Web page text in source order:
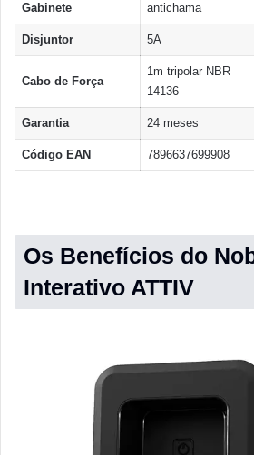
Gabinete
antichama
Disjuntor 5A
Cabo de Força
1m tripolar NBR
14136
Garantia 24 meses
Código EAN 7896637699908
Os Benefícios do
Interativo ATTIV